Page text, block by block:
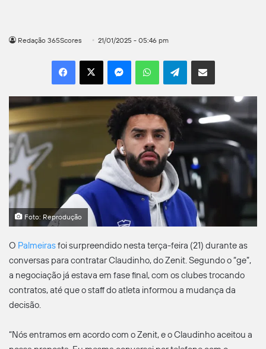
Redação 365Scores 21/01/2025 - 05:46 pm
Facebook
X MessengerWhatsAppTelegramCompartilhar por e-mail
Foto: Reprodução
O Palmeirasfoi surpreendido nesta terça-feira (21) durante as
conversas para contratar Claudinho, do Zenit. Segundo o “ge”,
a negociação já estava em fase final, com os clubes trocando
contratos, até que o staff do atleta informou a mudança da
decisão.
“Nós entramos em acordo com o Zenit, e o Claudinho aceitou a